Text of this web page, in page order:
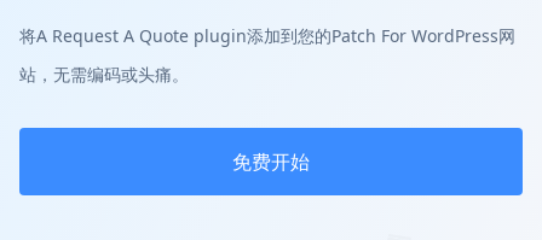
将A Request A Quote plugin添加到您的Patch For WordPress网
站，无需编码或头痛。
免费开始